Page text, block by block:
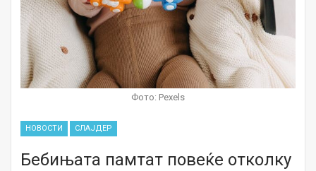
Фото: Pexels
НОВОСТИ СЛАЈДЕР
Бебињата памтат повеќе отколку